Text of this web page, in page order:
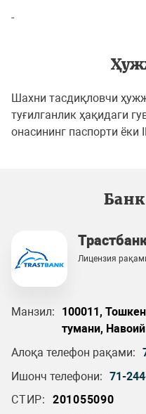
-
Шахни тасдиқловчи
туғилганлик ҳақидаги
онасининг паспорти ёки
Лицензия
Манзил:
100011,
тумани,
Алоқа телефон рақами:
Ишонч телефони: 71-
СТИР:
201055090